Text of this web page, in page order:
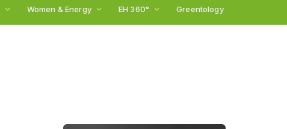
Women & Energy EH 360° Greentology